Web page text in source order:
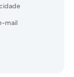
mail